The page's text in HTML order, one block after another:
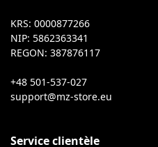
KRS: 0000877266
NIP: 5862363341
REGON: 387876117
+48 501-537-027
Service clientèle